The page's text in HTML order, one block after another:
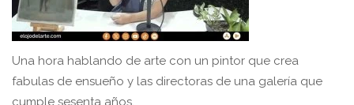
Una hora hablando de arte con un pintor que crea
fabulas de ensueño y las directoras de una galería que
cumple sesenta años.